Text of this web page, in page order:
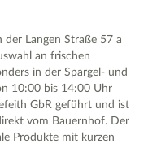
Langen Straße 57 a
an frischen
in der Spargel- und
10:00 bis 14:00 Uhr
GbR geführt und ist
vom Bauernhof. Der
Produkte mit kurzen